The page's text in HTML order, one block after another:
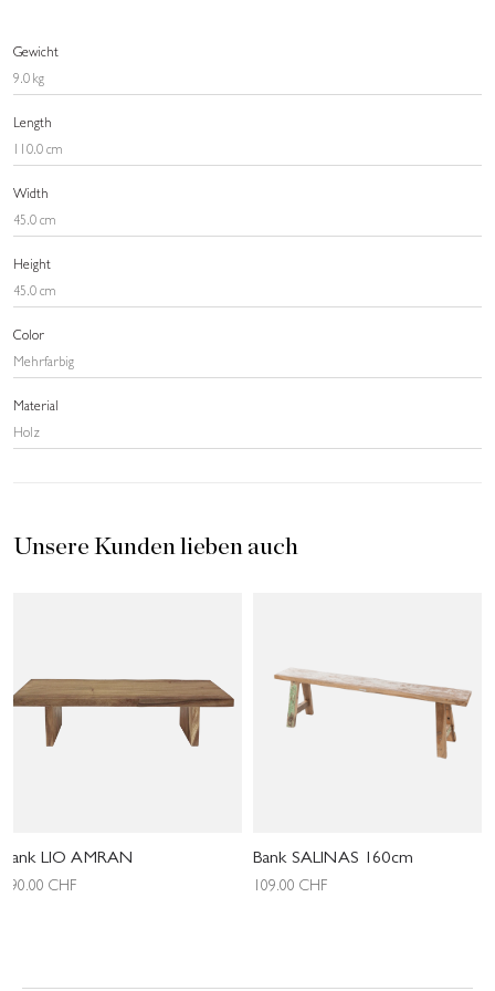
Gewicht
9.0 kg
Length
110.0 cm
Width
45.0 cm
Height
45.0 cm
Color
Mehrfarbig
Material
Holz
Unsere Kunden lieben auch
Bank LIO AMRAN
390.00 CHF
Bank SALINAS 160cm
109.00 CHF